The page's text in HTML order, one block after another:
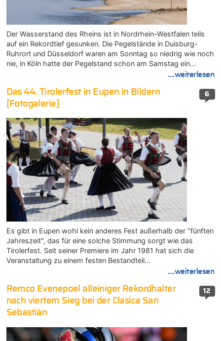
Der Wasserstand des Rheins ist in Nordrhein-Westfalen teils
auf ein Rekordtief gesunken. Die Pegelstände in Duisburg-
Ruhrort und Düsseldorf waren am Sonntag so niedrig wie noch
nie, in Köln hatte der Pegelstand schon am Samstag ein…
....weiterlesen
6
Das 44. Tirolerfest in Eupen in Bildern
[Fotogalerie]
Es gibt in Eupen wohl kein anderes Fest außerhalb der "fünften
Jahreszeit", das für eine solche Stimmung sorgt wie das
Tirolerfest. Seit seiner Premiere im Jahr 1981 hat sich die
Veranstaltung zu einem festen Bestandteil…
....weiterlesen
12
Remco Evenepoel alleiniger Rekordhalter
nach viertem Sieg bei der Clasica San
Sebastián